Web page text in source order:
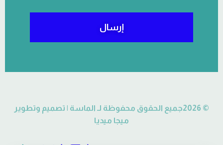
إرسال
© 2026جميع الحقوق محفوظة لـ الماسة | تصميم وتطوير
ميجا ميديا